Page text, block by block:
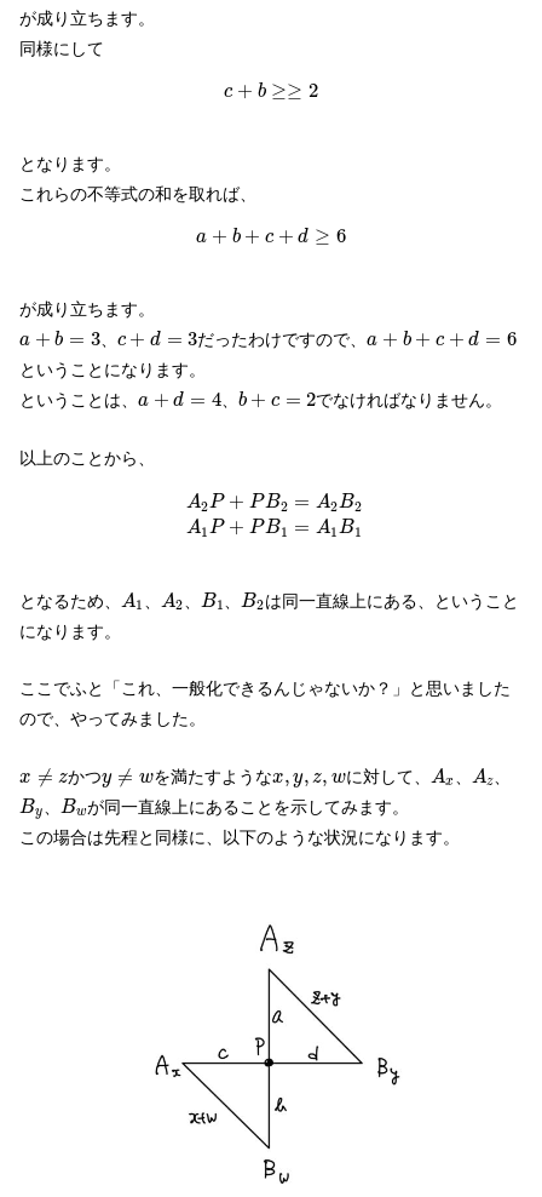
が成り立ちます。
同様にして
c + b ≥≥ 2
c +b ≥≥2
となります。
これらの不等式の和を取れば、
a + b + c + d ≥ 6
a + b c + ≥ 6
が成り立ちます。
a + b = 3
a b = 、 c + d = 3
c + = だったわけですので、a + b + c + d = 6
a +b + c d =
ということになります。
ということは、 a + d = 4
a d = 、 b + c = 2
b + = でなければなりません。
以上のことから、
A2P + PB2 = A2B2
A1 P + PB1 = A1 B1
2 P+ P 2=A A 1P
となるため、 A1
A A2
A B1
B1 B2
B2 は同一直線上にある、ということ
になります。
ここでふと「これ、一般化できるんじゃないか？」と思いました
ので、やってみました。
x ≠ z
z かつy ≠ w
w を満たすようなx, y, z, w
x, y, z,w に対して、 Ax
A Az
A 、
By
By Bw
Bw が同一直線上にあることを示してみます。
この場合は先程と同様に、以下のような状況になります。